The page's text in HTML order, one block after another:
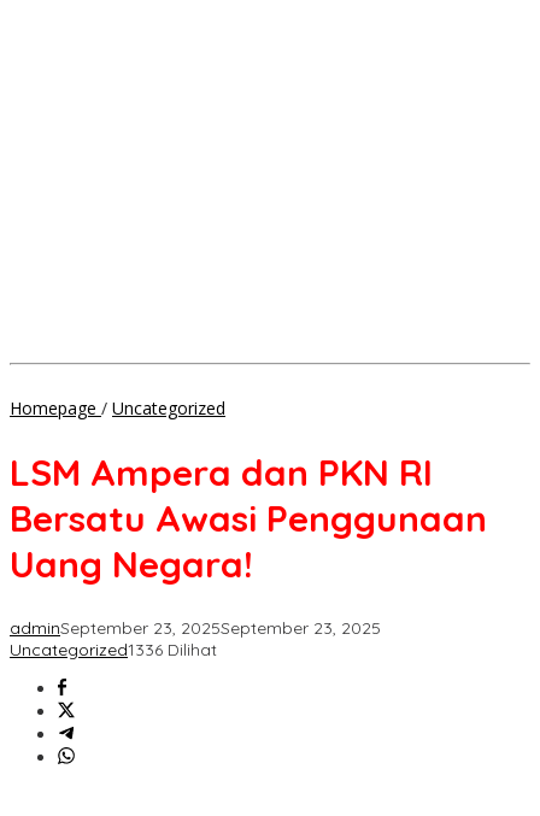
Homepage / Uncategorized
PKN
Bersatu
Penggunaan
LSM Ampera dan PKN RI
Bersatu Awasi Penggunaan
Uang Negara!
adminSeptember 23, 2025September 23, 2025
Uncategorized1336 Dilihat